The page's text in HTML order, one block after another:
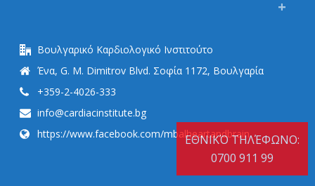
Βουλγαρικό Καρδιολογικό Ινστιτούτο
Ένα, G. M. Dimitrov Blvd. Σοφία 1172, Βουλγαρία
+359-2-4026-333
info@cardiacinstitute.bg
https://www.facebook.com/mbalheartandbrain
ΕΘΝΙΚΌ ΤΗΛΈΦΩΝΟ:
0700 911 99